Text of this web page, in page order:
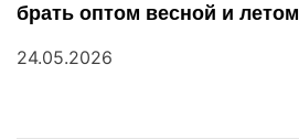
брать оптом весной и летом
24.05.2026